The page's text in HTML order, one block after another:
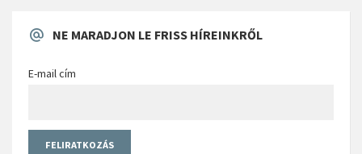
NE MARADJON LE FRISS HÍREINKRŐL
E-mail cím